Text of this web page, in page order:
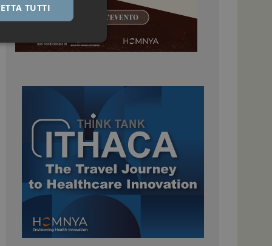
TUTTI
sulle pagine
Universal
da Google.
utenti
in modo casuale
in ogni richiesta